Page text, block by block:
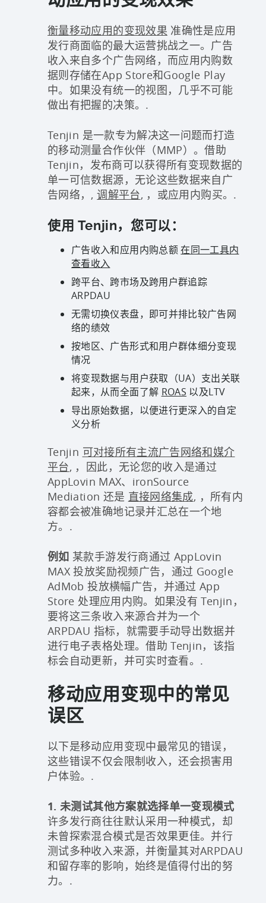
衡量移动应用的变现效果 准确性是应用
发行商面临的最大运营挑战之一。广告
收入来自多个广告网络，而应用内购数
据则存储在App Store和Google Play
中。如果没有统一的视图，几乎不可能
做出有把握的决策。.
Tenjin 是一款专为解决这一问题而打造
的移动测量合作伙伴（MMP）。借助
Tenjin，发布商可以获得所有变现数据的
单一可信数据源，无论这些数据来自广
告网络，,调解平台, ，或应用内购买。.
使用 Tenjin，您可以：
广告收入和应用内购总额在同一工具内
查看收入
跨平台、跨市场及跨用户群追踪
ARPDAU
无需切换仪表盘，即可并排比较广告网
络的绩效
按地区、广告形式和用户群体细分变现
情况
将变现数据与用户获取（UA）支出关联
起来，从而全面了解 ROAS 以及LTV
导出原始数据，以便进行更深入的自定
义分析
Tenjin 可对接所有主流广告网络和媒介
平台, ，因此，无论您的收入是通过
AppLovin MAX、ironSource
Mediation 还是 直接网络集成, ，所有内
容都会被准确地记录并汇总在一个地
方。.
例如 某款手游发行商通过 AppLovin
MAX 投放奖励视频广告，通过 Google
AdMob 投放横幅广告，并通过 App
Store 处理应用内购。如果没有 Tenjin，
要将这三条收入来源合并为一个
ARPDAU 指标，就需要手动导出数据并
进行电子表格处理。借助 Tenjin，该指
标会自动更新，并可实时查看。.
移动应用变现中的常见
误区
以下是移动应用变现中最常见的错误，
这些错误不仅会限制收入，还会损害用
户体验。.
1. 未测试其他方案就选择单一变现模式
许多发行商往往默认采用一种模式，却
未曾探索混合模式是否效果更佳。并行
测试多种收入来源，并衡量其对ARPDAU
和留存率的影响，始终是值得付出的努
力。.